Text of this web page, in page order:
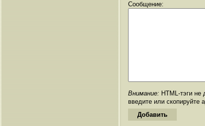
Сообщение:
Внимание: HTML-тэги
введите или